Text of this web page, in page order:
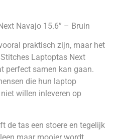
Navajo 15.6” – Bruin
praktisch zijn, maar het
Laptoptas Next
perfect samen kan gaan.
die hun laptop
willen inleveren op
de tas een stoere en tegelijk